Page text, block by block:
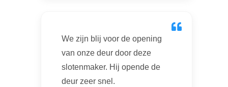
We zijn blij voor de opening
van onze deur door deze
slotenmaker. Hij opende de
deur zeer snel.